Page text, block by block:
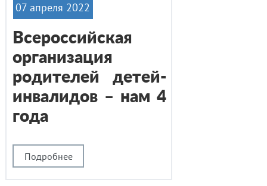
Подробнее
Всероссийская
организация
родителей детей-
инвалидов – нам 4
года
07 апреля 2022